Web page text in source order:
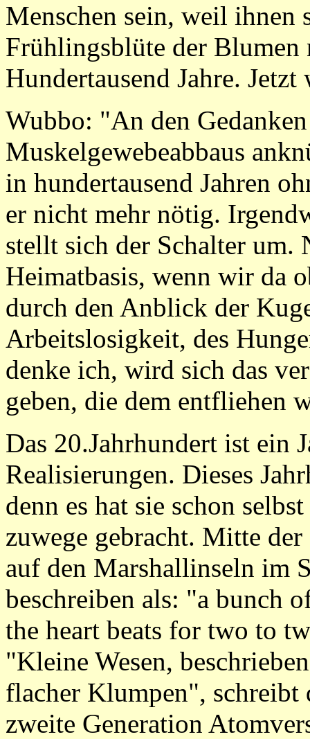
Menschen sein, weil ihnen
Frühlingsblüte der Blumen
Hundertausend Jahre.
Wubbo: "An den
Muskelgewebeabbaus
in hundertausend Jahren
er nicht mehr nötig.
stellt sich der Schalter um.
Heimatbasis, wenn wir da
durch den Anblick der
Arbeitslosigkeit, des
denke ich, wird sich das
geben, die dem entfliehen
Das 20.Jahrhundert ist ein
Realisierungen. Dieses
denn es hat sie schon
zuwege gebracht. Mitte
auf den Marshallinseln im
beschreiben als: "a bunch
the heart beats for two to
"Kleine Wesen,
flacher Klumpen", schreibt
zweite Generation